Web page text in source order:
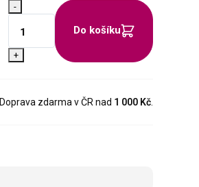
-
+
Do košíku
Doprava zdarma v ČR nad 1 000 Kč.